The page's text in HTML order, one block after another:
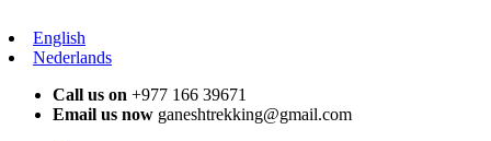
English
Nederlands
Call us on +977 166 39671
Email us now ganeshtrekking@gmail.com